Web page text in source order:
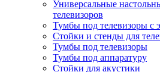
Универсальные
телевизоров
Тумбы под телевизоры с
Стойки и стенды для
Тумбы под телевизоры
Тумбы под аппаратуру
Стойки для акустики